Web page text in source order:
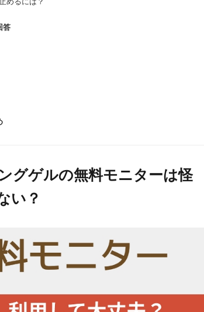
答
グゲルの無料モニターは怪
い？